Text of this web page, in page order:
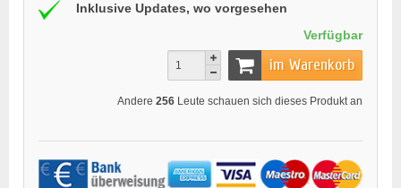
Inklusive Updates, wo vorgesehen
Verfügbar
im Warenkorb
Andere 256 Leute schauen sich dieses Produkt an